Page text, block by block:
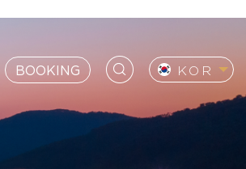
BOOKING KOR